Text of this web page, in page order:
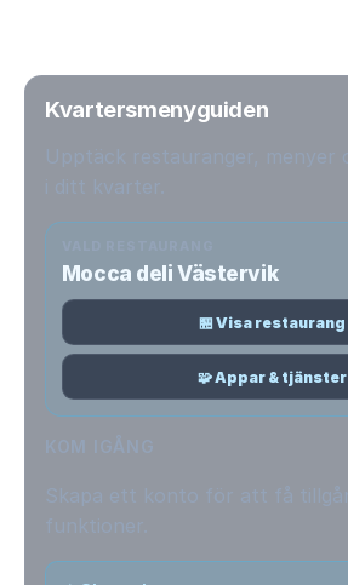
Kvartersmenyguiden
Mocca deli Västervik
🏪 Visa restaurang
🧩 Appar & tjänster